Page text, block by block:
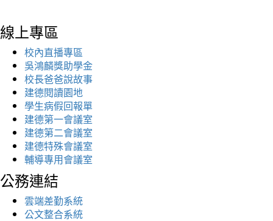
線上專區
校內直播專區
吳鴻麟獎助學金
校長爸爸說故事
建德閱讀園地
學生病假回報單
建德第一會議室
建德第二會議室
建德特殊會議室
輔導專用會議室
公務連結
雲端差勤系統
公文整合系統